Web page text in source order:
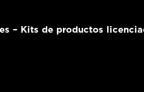
– Kits de productos